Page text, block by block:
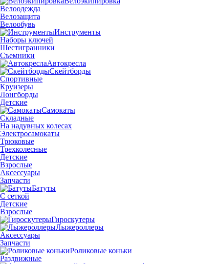
Велоодежда
Велозащита
Велообувь
Инструменты
Наборы ключей
Шестигранники
Съемники
Автокресла
Скейтборды
Спортивные
Круизеры
Лонгборды
Детские
Самокаты
Складные
На надувных колесах
Электросамокаты
Трюковые
Трехколесные
Детские
Взрослые
Аксессуары
Запчасти
Батуты
С сеткой
Детские
Взрослые
Гироскутеры
Лыжероллеры
Аксессуары
Запчасти
Роликовые коньки
Раздвижные